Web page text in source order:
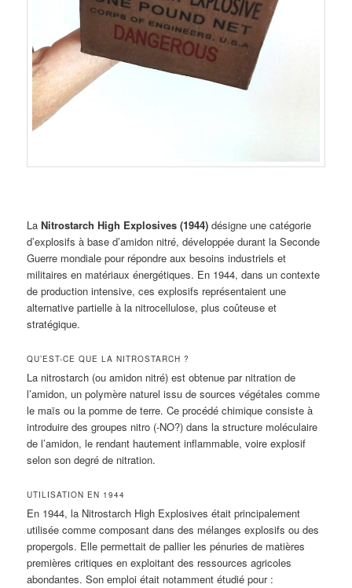
LaNitrostarch High Explosives (1944) désigne une catégorie
d’explosifs à base d’amidon nitré, développée durant la Seconde
Guerre mondiale pour répondre aux besoins industriels et
militaires en matériaux énergétiques. En 1944, dans un contexte
de production intensive, ces explosifs représentaient une
alternative partielle à la nitrocellulose, plus coûteuse et
stratégique.
QU’EST-CE QUE LA NITROSTARCH ?
La nitrostarch (ou amidon nitré) est obtenue par nitration de
l’amidon, un polymère naturel issu de sources végétales comme
le maïs ou la pomme de terre. Ce procédé chimique consiste à
introduire des groupes nitro (-NO?) dans la structure moléculaire
de l’amidon, le rendant hautement inflammable, voire explosif
selon son degré de nitration.
UTILISATION EN 1944
En 1944, la Nitrostarch High Explosives était principalement
utilisée comme composant dans des mélanges explosifs ou des
propergols. Elle permettait de pallier les pénuries de matières
premières critiques en exploitant des ressources agricoles
abondantes. Son emploi était notamment étudié pour :